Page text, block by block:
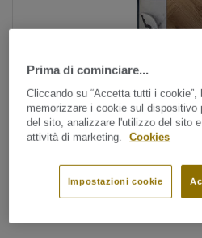
Prima di cominciare...
Cliccando su “Accetta tutti i cookie”,
memorizzare i cookie sul dispositivo
del sito, analizzare l'utilizzo del sito
attività di marketing.
Cookies
Impostazioni cookie